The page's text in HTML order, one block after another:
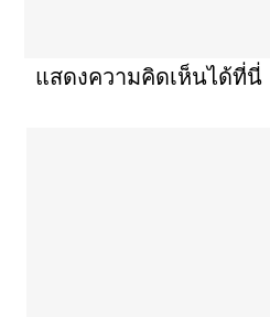
แสดงความคิดเห็นได้ที่นี่